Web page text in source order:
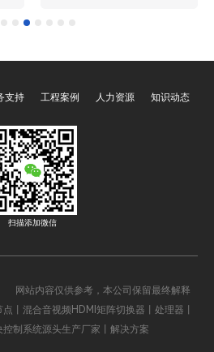
场景智能联动的关键职责。
络、智能四大类型的中央控
技术特性与功能优势，覆盖
了从家庭、办公到工业、文
旅等全场景，成为推动智能
化升级的核心支撑。四大主
机既相互关联、可协同运
不同场景的核心需求，以下
用逻辑。
支持 工程案例 人力资源 知识动态
扫描添加微信
网站内容仅供参考，本公司保留最终解释
混合音视频HDMI矩阵切换器丨处理器丨
制系统源头生产厂家丨解决方案